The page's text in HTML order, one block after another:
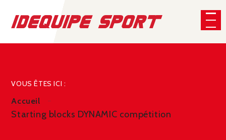
VOUS ÊTES ICI :
Accueil
Starting blocks DYNAMIC compétition